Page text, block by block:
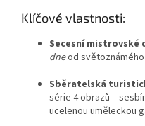
Klíčové vlastnosti:
Secesní mistrovské
dneod
Sběratelská
série 4 obrazů –
ucelenou uměleckou